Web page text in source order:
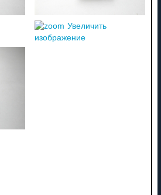
Увеличить
изображение